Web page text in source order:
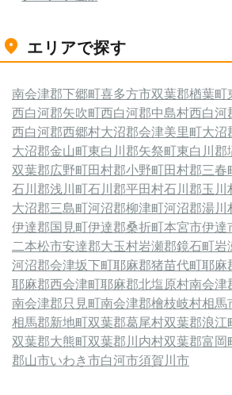
エリアで探す
南会津郡下郷町喜多方市双葉郡楢葉町
西白河郡矢吹町西白河郡中島村西白河
西白河郡西郷村大沼郡会津美里町大沼
大沼郡金山町東白川郡矢祭町東白川郡
双葉郡広野町田村郡小野町田村郡三春
石川郡浅川町石川郡平田村石川郡玉川
大沼郡三島町河沼郡柳津町河沼郡湯川
伊達郡国見町伊達郡桑折町本宮市伊達
二本松市安達郡大玉村岩瀬郡鏡石町岩
河沼郡会津坂下町耶麻郡猪苗代町耶麻
耶麻郡西会津町耶麻郡北塩原村南会津
南会津郡只見町南会津郡檜枝岐村相馬
相馬郡新地町双葉郡葛尾村双葉郡浪江
双葉郡大熊町双葉郡川内村双葉郡富岡
郡山市いわき市白河市須賀川市